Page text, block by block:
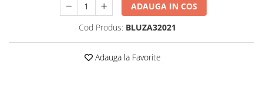
ADAUGA IN COS
Cod Produs: BLUZA32021
Adauga la Favorite